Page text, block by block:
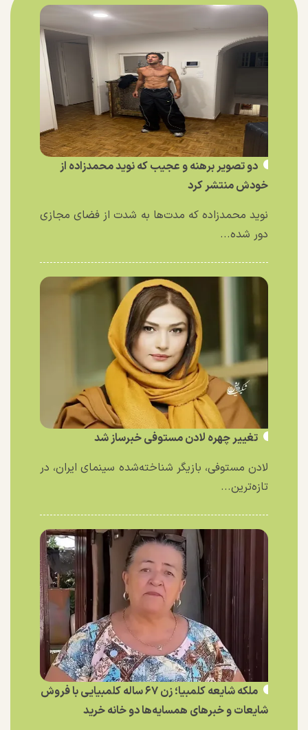
دو تصویر برهنه و عجیب که نوید محمدزاده از
خودش منتشر کرد
نوید محمدزاده که مدت‌ها به شدت از فضای مجازی
دور شده...
تغییر چهره لادن مستوفی خبرساز شد
لادن مستوفی، بازیگر شناخته‌شده سینمای ایران، در
تازه‌ترین...
ملکه شایعه کلمبیا؛ زن ۶۷ ساله کلمبیایی با فروش
شایعات و خبر‌های همسایه‌ها دو خانه خرید